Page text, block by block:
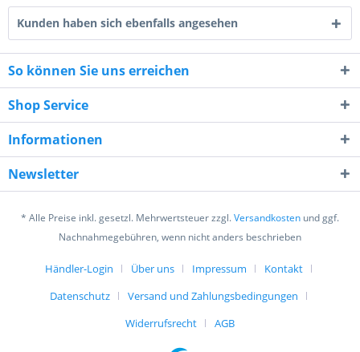
5 * 10 = ?
verstanden und stimme zu. *
Mit * gekennzeichnete Felder sind Pflichtfelder.
Kunden haben sich ebenfalls angesehen
So können Sie uns erreichen
Shop Service
Informationen
Newsletter
* Alle Preise inkl. gesetzl. Mehrwertsteuer zzgl.Versandkosten und ggf.
Nachnahmegebühren, wenn nicht anders beschrieben
Händler-Login Über uns Impressum
Kontakt
Datenschutz
Versand und Zahlungsbedingungen
Widerrufsrecht
AGB